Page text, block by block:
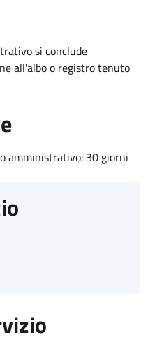
si conclude
all'albo o registro tenuto
amministrativo: 30 giorni